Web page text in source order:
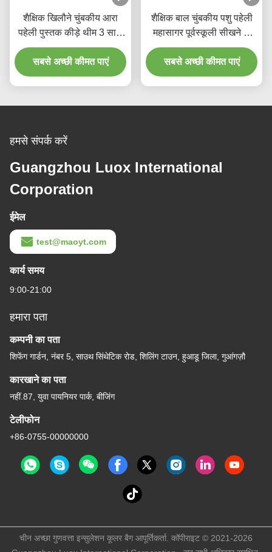
शैक्षिक खिलौने चुंबकीय आरा
पहेली पुस्तक कीड़े थीम 3 साल
से अधिक उम्र के बच्चों के लिए
सबसे अच्छी कीमत पाएं
शैक्षिक बाल चुंबकीय पशु पहेली
महासागर पूर्वस्कूली सीखने के
खिलौने 6 साल के बच्चों के लिए
सबसे अच्छी कीमत पाएं
हमसे संपर्क करें
Guangzhou Luox International
Corporation
ईमेल
test@maoyt.com
कार्य समय
9:00-21:00
हमारा पता
कम्पनी का पता
शिफेंग गार्डन, नंबर 5, साउथ सिंथेटिक रोड, शिलिंग टाउन, हुआडू जिला, गुआंगज़ौ
कारखाने का पता
नहीं.87, युवा पायनियर पार्क, बीजिंग
टेलीफोन
+86-0755-00000000
चीन अच्छा गुणवत्ता इन्सुलेशन कूलर बैग आपूर्तिकर्ता. कॉपीराइट © 2021-2026